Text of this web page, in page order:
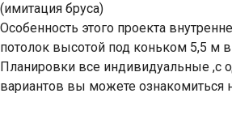
(имитация бруса)
Особенность этого проекта
потолок высотой под коньком 5,5 м в
Планировки все индивидуальные ,с
вариантов вы можете ознакомиться